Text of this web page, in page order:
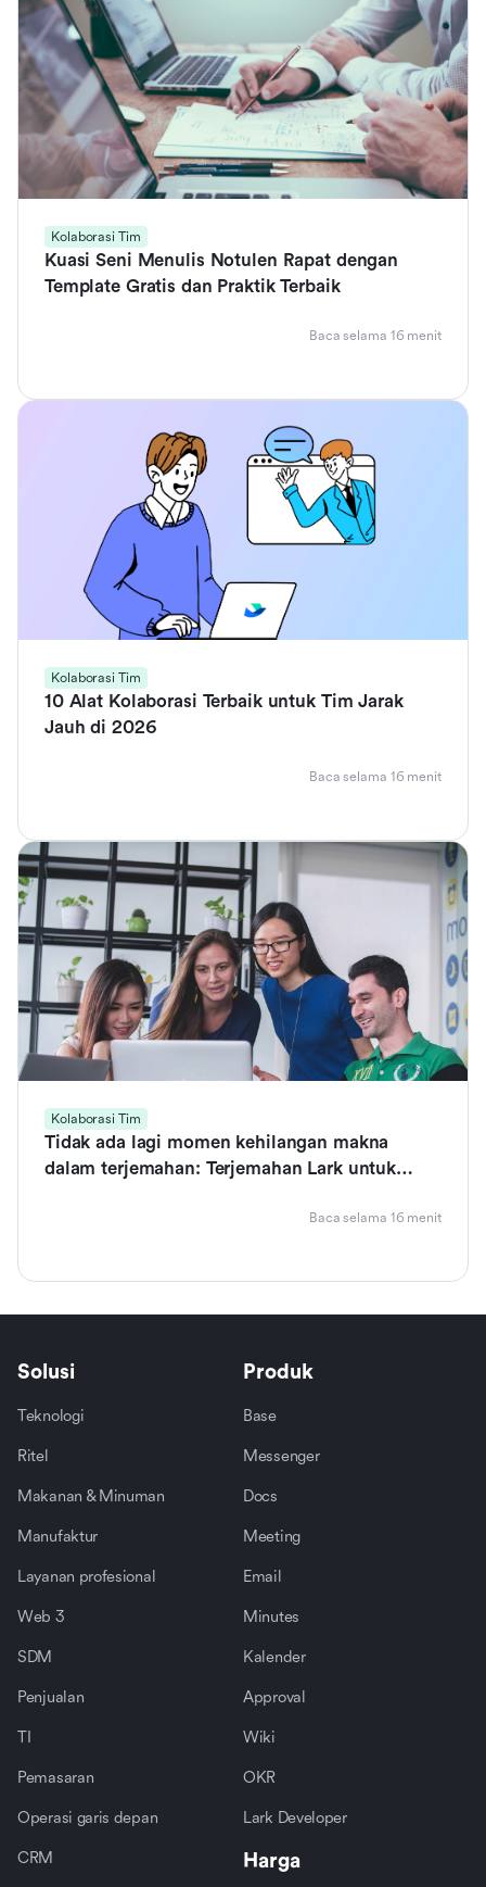
Kolaborasi Tim
Kuasi Seni Menulis Notulen Rapat dengan
Template Gratis dan Praktik Terbaik
Baca selama 16 menit
Kolaborasi Tim
10 Alat Kolaborasi Terbaik untuk Tim Jarak
Jauh di 2026
Baca selama 16 menit
Kolaborasi Tim
Tidak ada lagi momen kehilangan makna
dalam terjemahan: Terjemahan Lark untuk
Baca selama 16 menit
Solusi
Teknologi
Ritel
Makanan & Minuman
Manufaktur
Layanan profesional
Web 3
SDM
Penjualan
TI
Pemasaran
Operasi garis depan
CRM
Produk
Base
Messenger
Docs
Meeting
Email
Minutes
Kalender
Approval
Wiki
OKR
Lark Developer
Harga